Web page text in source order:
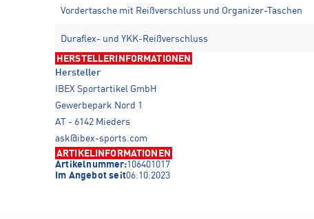
Vordertasche mit Reißverschluss und Organizer-Taschen
Duraflex- und YKK-Reißverschluss
HERSTELLERINFORMATIONEN
Hersteller
IBEX Sportartikel GmbH
Gewerbepark Nord 1
AT - 6142 Mieders
ask@ibex-sports.com
ARTIKELINFORMATIONEN
Artikelnummer:106401017
Im Angebot seit06.10.2023